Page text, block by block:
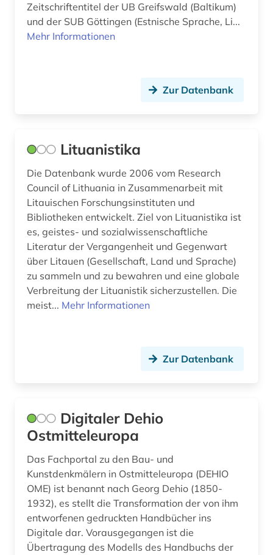
Zeitschriftentitel der UB Greifswald (Baltikum)
und der SUB Göttingen (Estnische Sprache, Li...
Mehr Informationen
Zur Datenbank
Lituanistika
Die Datenbank wurde 2006 vom Research
Council of Lithuania in Zusammenarbeit mit
Litauischen Forschungsinstituten und
Bibliotheken entwickelt. Ziel von Lituanistika ist
es, geistes- und sozialwissenschaftliche
Literatur der Vergangenheit und Gegenwart
über Litauen (Gesellschaft, Land und Sprache)
zu sammeln und zu bewahren und eine globale
Verbreitung der Lituanistik sicherzustellen. Die
meist... Mehr Informationen
Zur Datenbank
Digitaler Dehio
Ostmitteleuropa
Das Fachportal zu den Bau- und
Kunstdenkmälern in Ostmitteleuropa (DEHIO
OME) ist benannt nach Georg Dehio (1850-
1932), es stellt die Transformation der von ihm
entworfenen gedruckten Handbücher ins
Digitale dar. Vorausgegangen ist die
Übertragung des Modells des Handbuchs der